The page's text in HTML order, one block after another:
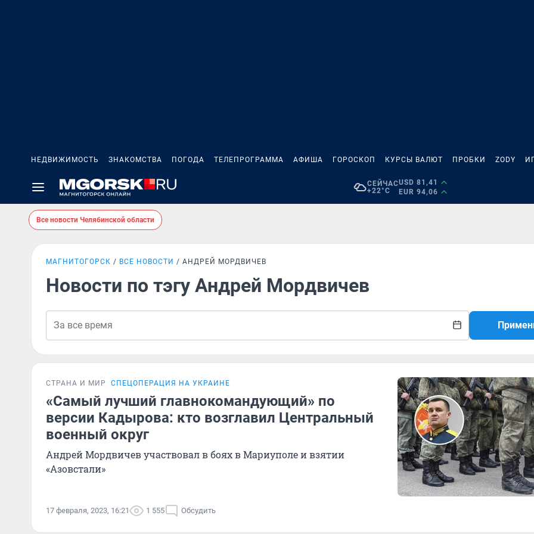
НЕДВИЖИМОСТЬ ЗНАКОМСТВА ПОГОДА ТЕЛЕПРОГРАММА АФИША ГОРОСКОП КУРСЫ ВАЛЮТ ПРОБКИ ZODY
СЕЙЧАС
+22°C
USD 81,41
EUR 94,06
Все новости Челябинской области
МАГНИТОГОРСК ВСЕ НОВОСТИ АНДРЕЙ МОРДВИЧЕВ
Новости по тэгу Андрей Мордвичев
СТРАНА И МИР СПЕЦОПЕРАЦИЯ НА УКРАИНЕ
«Самый лучший главнокомандующий» по
версии Кадырова: кто возглавил Центральный
военный округ
Андрей Мордвичев участвовал в боях в Мариуполе и взятии
«Азовстали»
17 февраля, 2023, 16:21 1 555 Обсудить